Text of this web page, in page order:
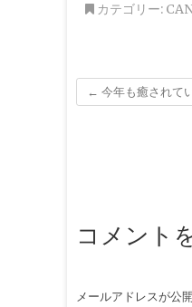
カテゴリー:
← 今年も癒されて
コメント
メールアドレスが公